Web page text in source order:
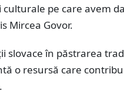
pe care avem
Mircea Govor.
slovace în păstrarea
o resursă care